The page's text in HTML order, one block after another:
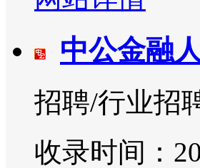
中公金融
招聘/行业招
收录时间：